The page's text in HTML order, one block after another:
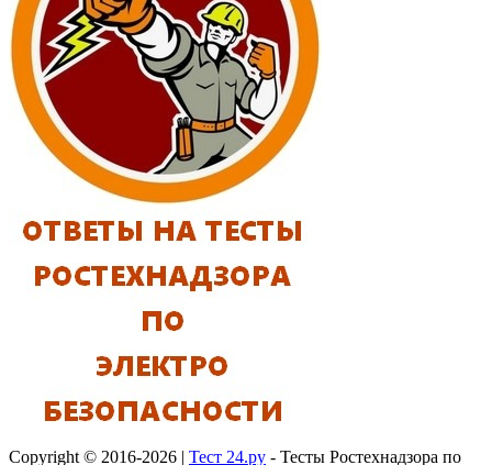
Copyright © 2016-2026 | Тест 24.ру - Тесты Ростехнадзора по